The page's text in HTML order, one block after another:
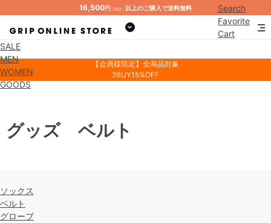
16,500円 （税込） 以上のご購入で送料無料
Search
Favorite
Cart
SALE
MEN
WOMEN
GOODS
【会員様限定】全商品対象
2BUY15%OFF
グッズ ベルト
ソックス
ベルト
グローブ